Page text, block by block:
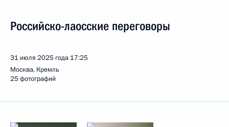
Российско-лаосские переговоры
31 июля 2025 года 17:25
Москва, Кремль
25 фотографий